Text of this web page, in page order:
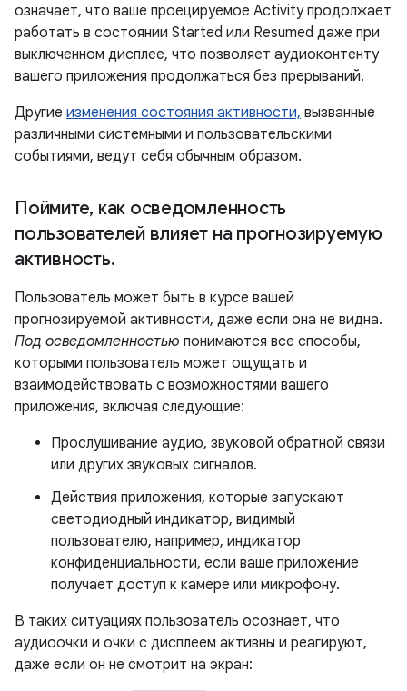
означает, что ваше проецируемое Activity продолжает
работать в состоянии Started или Resumed даже при
выключенном дисплее, что позволяет аудиоконтенту
вашего приложения продолжаться без прерываний.
Другие изменения состояния активности, вызванные
различными системными и пользовательскими
событиями, ведут себя обычным образом.
Поймите, как осведомленность
пользователей влияет на прогнозируемую
активность.
Пользователь может быть в курсе вашей
прогнозируемой активности, даже если она не видна.
Под осведомленностью понимаются все способы,
которыми пользователь может ощущать и
взаимодействовать с возможностями вашего
приложения, включая следующие:
Прослушивание аудио, звуковой обратной связи
или других звуковых сигналов.
Действия приложения, которые запускают
светодиодный индикатор, видимый
пользователю, например, индикатор
конфиденциальности, если ваше приложение
получает доступ к камере или микрофону.
В таких ситуациях пользователь осознает, что
аудиоочки и очки с дисплеем активны и реагируют,
даже если он не смотрит на экран: